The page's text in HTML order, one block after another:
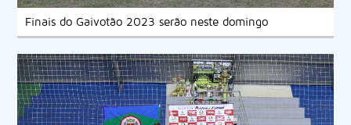
Finais do Gaivotão 2023 serão neste domingo